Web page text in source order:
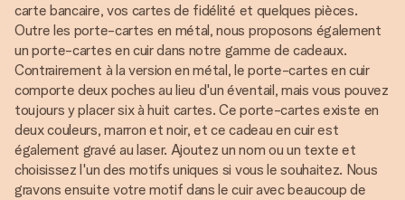
carte bancaire, vos cartes de fidélité et quelques pièces.
Outre les porte-cartes en métal, nous proposons également
un porte-cartes en cuir dans notre gamme de cadeaux.
Contrairement à la version en métal, le porte-cartes en cuir
comporte deux poches au lieu d'un éventail, mais vous pouvez
toujours y placer six à huit cartes. Ce porte-cartes existe en
deux couleurs, marron et noir, et ce cadeau en cuir est
également gravé au laser. Ajoutez un nom ou un texte et
choisissez l'un des motifs uniques si vous le souhaitez. Nous
gravons ensuite votre motif dans le cuir avec beaucoup de